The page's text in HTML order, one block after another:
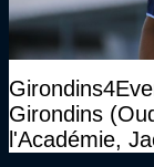
Girondins
l'Académie,